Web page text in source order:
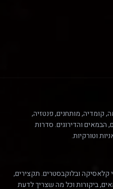
קומדיה, מותחנים, פנטזיה,
הבמאים והדירוגים. סדרות
וטורקיות.
ובלוקבסטרים. תקצירים,
ביקורות וכל מה שצריך לדעת